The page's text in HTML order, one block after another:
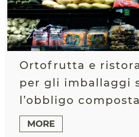
Ortofrutta e
per gli imballaggi
l’obbligo
MORE